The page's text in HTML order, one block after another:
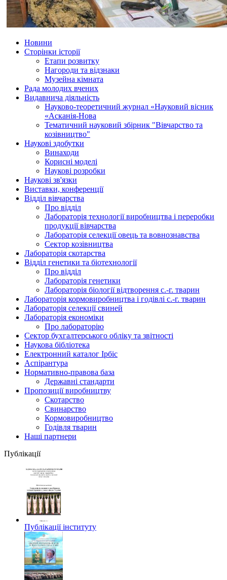
Новини
Сторінки історії
Етапи розвитку
Нагороди та відзнаки
Музейна кімната
Рада молодих вчених
Видавнича діяльність
Науково-теоретичний журнал «Науковий вісник
«Асканія-Нова
Тематичний науковий збірник "Вівчарство та
козівництво"
Наукові здобутки
Винаходи
Корисні моделі
Наукові розробки
Наукові зв'язки
Виставки, конференції
Відділ вівчарства
Про відділ
Лабораторія технології виробництва і переробки
продукції вівчарства
Лабораторія селекції овець та вовнознавства
Сектор козівництва
Лабораторія скотарства
Відділ генетики та біотехнології
Про відділ
Лабораторія генетики
Лабораторія біології відтворення с.-г. тварин
Лабораторія кормовиробництва і годівлі с.-г. тварин
Лабораторія селекції свиней
Лабораторія економіки
Про лабораторію
Сектор бухгалтерського обліку та звітності
Наукова бібліотека
Електронний каталог Iрбiс
Аспірантура
Нормативно-правова база
Державні стандарти
Пропозиції виробництву
Скотарство
Свинарство
Кормовиробництво
Годівля тварин
Наші партнери
Публікації
Публікації інституту